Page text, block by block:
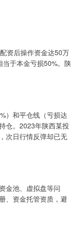
资后操作资金达50万
于本金亏损50%。陕
）和平仓线（亏损达
仓。2023年陕西某投
次日行情反弹却已无
金池、虚拟盘等问
、资金托管资质，避